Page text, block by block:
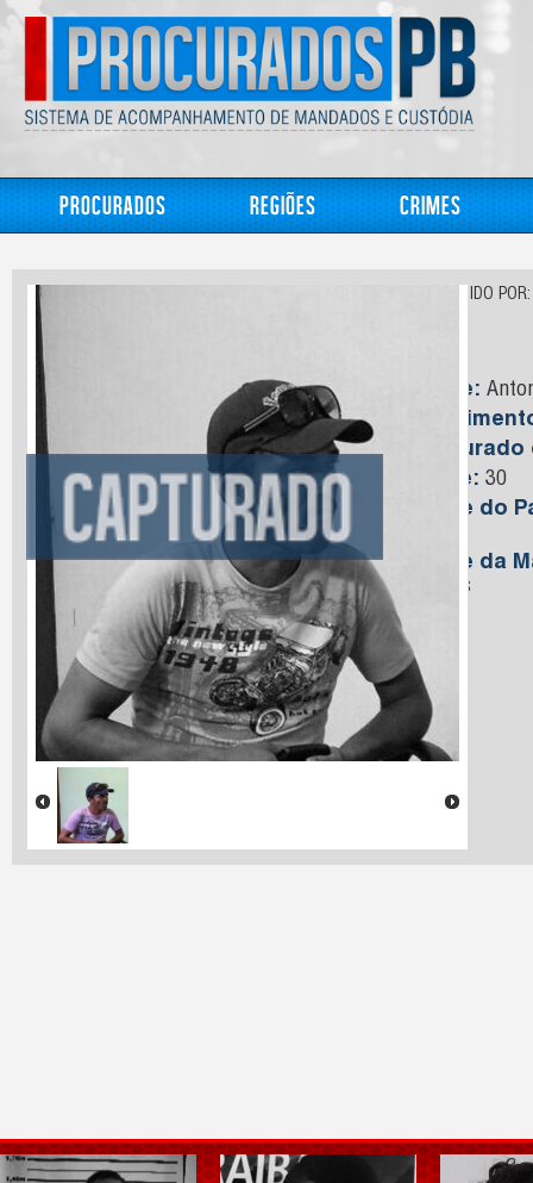
Procurados Regiões Crimes
CONHECIDO POR:
Nome:
Idade: 30
Nome do
Nome da
Santos